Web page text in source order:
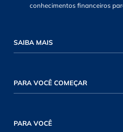
conhecimentos financeiros
SAIBA MAIS
PARA VOCÊ COMEÇAR
PARA VOCÊ